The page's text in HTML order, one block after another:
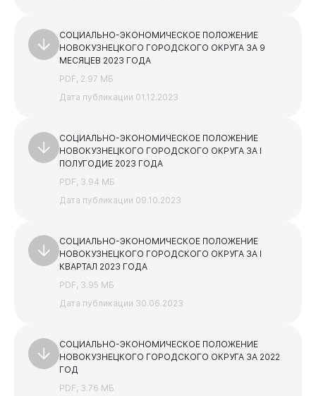
СОЦИАЛЬНО-ЭКОНОМИЧЕСКОЕ ПОЛОЖЕНИЕ
НОВОКУЗНЕЦКОГО ГОРОДСКОГО ОКРУГА ЗА 9
МЕСЯЦЕВ 2023 ГОДА
PDF, 2.97 МБ
Дата публикации 01.12.2023
СОЦИАЛЬНО-ЭКОНОМИЧЕСКОЕ ПОЛОЖЕНИЕ
НОВОКУЗНЕЦКОГО ГОРОДСКОГО ОКРУГА ЗА I
ПОЛУГОДИЕ 2023 ГОДА
PDF, 3.94 МБ
Дата публикации 09.10.2023
СОЦИАЛЬНО-ЭКОНОМИЧЕСКОЕ ПОЛОЖЕНИЕ
НОВОКУЗНЕЦКОГО ГОРОДСКОГО ОКРУГА ЗА I
КВАРТАЛ 2023 ГОДА
PDF, 3.95 МБ
Дата публикации 30.06.2023
СОЦИАЛЬНО-ЭКОНОМИЧЕСКОЕ ПОЛОЖЕНИЕ
НОВОКУЗНЕЦКОГО ГОРОДСКОГО ОКРУГА ЗА 2022
ГОД
PDF, 3.76 МБ